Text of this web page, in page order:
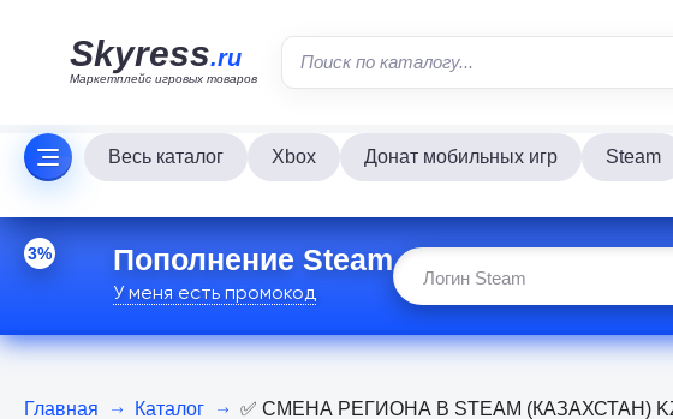
Skyress.ru
Маркетплейс игровых товаров
Весь каталог Xbox Донат мобильных игр Steam
3% Пополнение Steam
У меня есть промокод
Главная Каталог ✅ СМЕНА РЕГИОНА В STEAM (КАЗАХСТАН)